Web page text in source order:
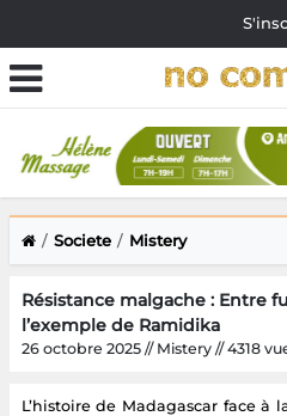
Societe Mistery
Résistance malgache : Entre
l’exemple de Ramidika
26 octobre 2025 // Mistery // 4318
L’histoire de Madagascar face à